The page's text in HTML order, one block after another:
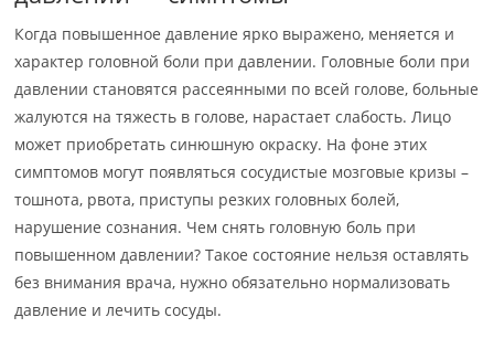
Когда повышенное давление ярко выражено, меняется и
характер головной боли при давлении. Головные боли при
давлении становятся рассеянными по всей голове, больные
жалуются на тяжесть в голове, нарастает слабость. Лицо
может приобретать синюшную окраску. На фоне этих
симптомов могут появляться сосудистые мозговые кризы –
тошнота, рвота, приступы резких головных болей,
нарушение сознания. Чем снять головную боль при
повышенном давлении? Такое состояние нельзя оставлять
без внимания врача, нужно обязательно нормализовать
давление и лечить сосуды.